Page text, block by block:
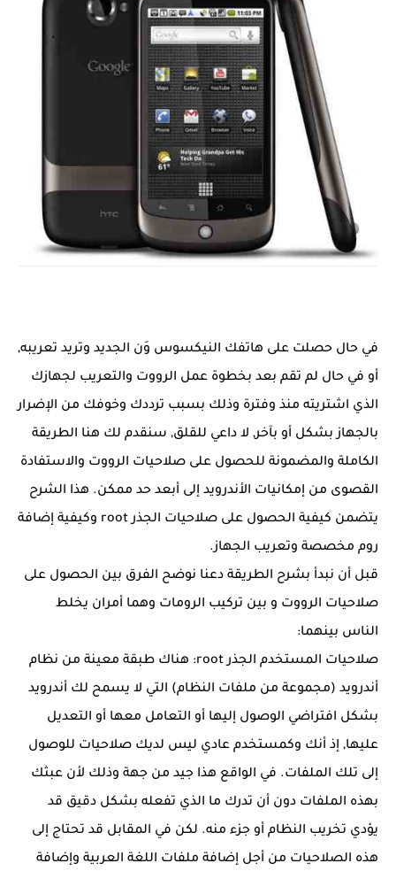
في حال حصلت على هاتفك النيكسوس وَن الجديد وتريد تعريبه,
أو في حال لم تقم بعد بخطوة عمل الرووت والتعريب لجهازك
الذي اشتريته منذ وفترة وذلك بسبب ترددك وخوفك من الإضرار
بالجهاز بشكل أو بآخر, لا داعي للقلق, سنقدم لك هنا الطريقة
الكاملة والمضمونة للحصول على صلاحيات الرووت والاستفادة
القصوى من إمكانيات الأندرويد إلى أبعد حد ممكن. هذا الشرح
يتضمن كيفية الحصول على صلاحيات الجذر root وكيفية إضافة
روم مخصصة وتعريب الجهاز.
قبل أن نبدأ بشرح الطريقة دعنا نوضح الفرق بين الحصول على
صلاحيات الرووت و بين تركيب الرومات وهما أمران يخلط
الناس بينهما:
صلاحيات المستخدم الجذر root:
هناك طبقة معينة من نظام
أندرويد (مجموعة من ملفات النظام) التي لا يسمح لك أندرويد
بشكل افتراضي الوصول إليها أو التعامل معها أو التعديل
عليها, إذ أنك وكمستخدم عادي ليس لديك صلاحيات للوصول
إلى تلك الملفات. في الواقع هذا جيد من جهة وذلك لأن عبثك
بهذه الملفات دون أن تدرك ما الذي تفعله بشكل دقيق قد
يؤدي تخريب النظام أو جزء منه. لكن في المقابل قد تحتاج إلى
هذه الصلاحيات من أجل إضافة ملفات اللغة العربية وإضافة